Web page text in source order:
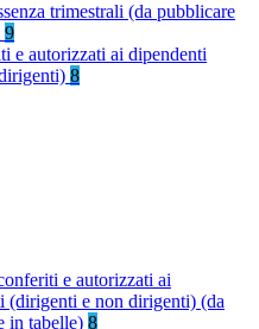
trimestrali (da pubblicare
9
e autorizzati ai dipendenti
8
e autorizzati ai
(dirigenti e non dirigenti) (da
in tabelle) 8